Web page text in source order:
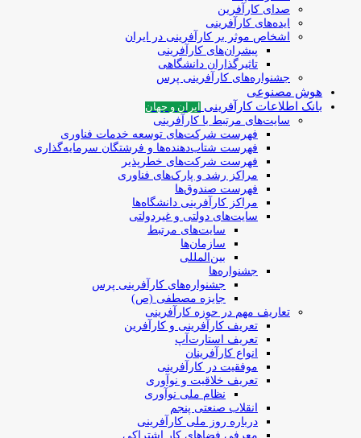
صدای کارآفرین
ایده‌های کارآفرینی
اشخاص موثر بر کارآفرینی در ایران
پیشران‌های کارآفرینی
تاثیرگذاران دانشگاهی
جشنواره‌های کارآفرینی‌ پرس
هوش مصنوعی
بانک اطلاعات کارآفرینی
ایران و جهان
سایت‌های مرتبط با کارآفرینی
فهرست شرکت‌های‌‌ توسعه‌ خدمات فناوری
فهرست شتاب‌دهنده‌ها‌ و فرشتگان‌ سرمایه‌گذاری
فهرست شرکت‌های خطرپذیر
مراکز رشد و پارک‌های فناوری
فهرست صندوق‌ها
مراکز کارآفرینی دانشگاه‌ها
سایت‌های دولتی و غیردولتی
سایت‌های مرتبط
سازمان‌ها
بین‌المللی
جشنواره‌ها
جشنواره‌های کارآفرینی‌ پرس
جایزه مصطفی (ص)
تعاریف مهم در حوزه کارآفرینی
تعریف کارآفرینی و کارآفرین
تعریف استارت‌آپ
انواع کارآفرینان
موفقیت در کارآفرینی
تعریف خلاقیت و نوآوری
نظام ملی نوآوری
انقلاب صنعتی پنجم
درباره روز ملی کارآفرینی
معرفی فضاهای کار اشتراکی